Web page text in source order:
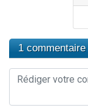
1 commentaire